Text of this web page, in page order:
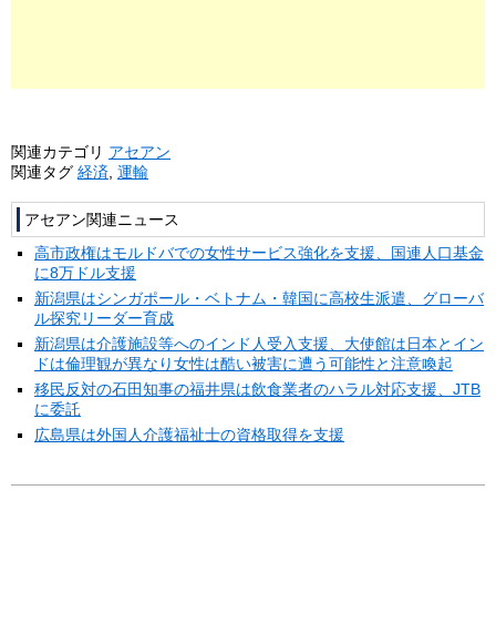
関連カテゴリ アセアン
関連タグ 経済 運輸
アセアン関連ニュース
高市政権はモルドバでの女性サービス強化を支援、国連人口基金
に8万ドル支援
新潟県はシンガポール・ベトナム・韓国に高校生派遣、グローバ
ル探究リーダー育成
新潟県は介護施設等へのインド人受入支援、大使館は日本とイン
ドは倫理観が異なり女性は酷い被害に遭う可能性と注意喚起
移民反対の石田知事の福井県は飲食業者のハラル対応支援、JTB
に委託
広島県は外国人介護福祉士の資格取得を支援